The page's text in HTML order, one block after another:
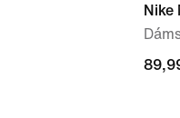
Nike